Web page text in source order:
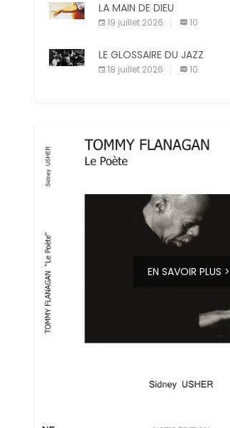
LA MAIN DE DIEU
19 juillet 2026 10
LE GLOSSAIRE DU JAZZ
18 juillet 2026 10
EN SAVOIR PLUS >